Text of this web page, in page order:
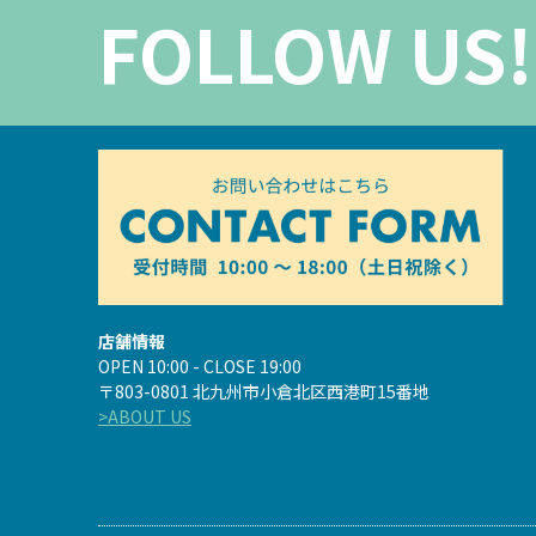
FOLLOW
店舗情報
OPEN 10:00 - CLOSE 19:00
〒803-0801 北九州市小倉北区西港町15番地
>ABOUT US